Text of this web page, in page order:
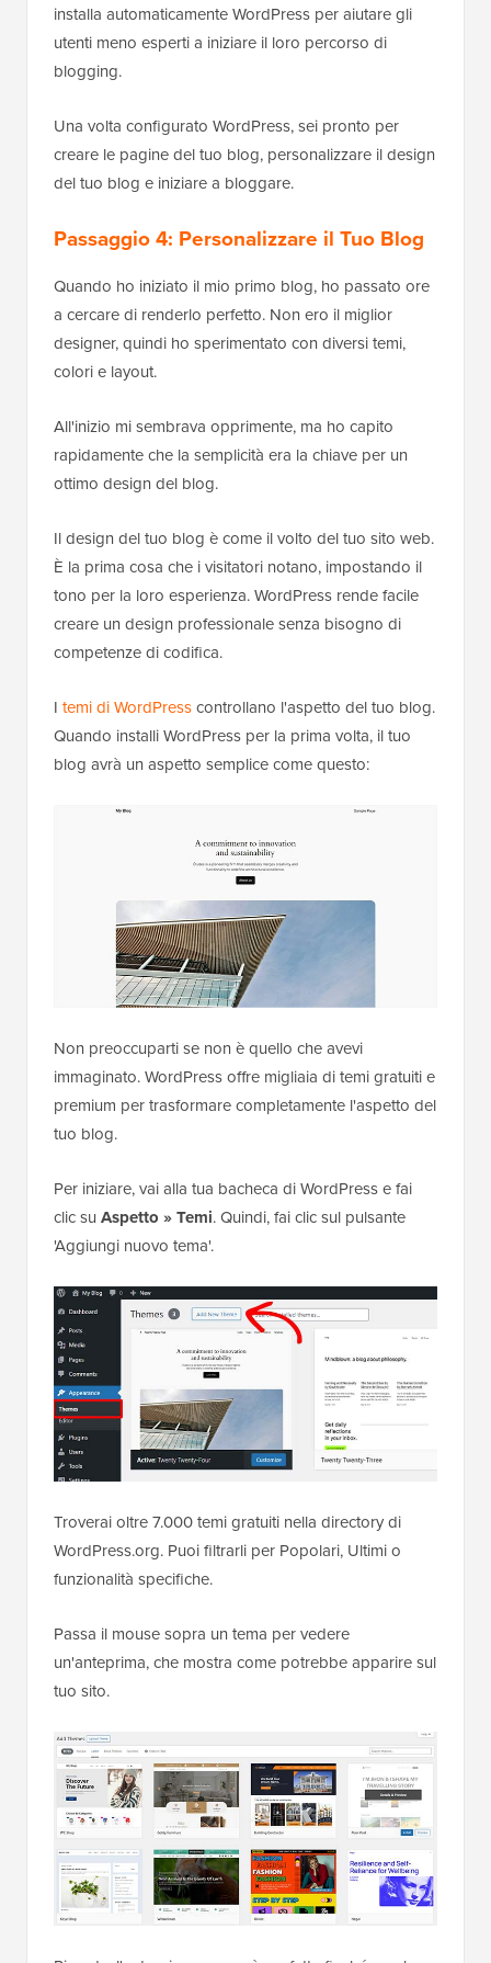
installa automaticamente WordPress per aiutare gli
utenti meno esperti a iniziare il loro percorso di
blogging.
Una volta configurato WordPress, sei pronto per
creare le pagine del tuo blog, personalizzare il design
del tuo blog e iniziare a bloggare.
Passaggio 4: Personalizzare il Tuo Blog
Quando ho iniziato il mio primo blog, ho passato ore
a cercare di renderlo perfetto. Non ero il miglior
designer, quindi ho sperimentato con diversi temi,
colori e layout.
All'inizio mi sembrava opprimente, ma ho capito
rapidamente che la semplicità era la chiave per un
ottimo design del blog.
Il design del tuo blog è come il volto del tuo sito web.
È la prima cosa che i visitatori notano, impostando il
tono per la loro esperienza. WordPress rende facile
creare un design professionale senza bisogno di
competenze di codifica.
I temi di WordPresscontrollano l'aspetto del tuo blog.
Quando installi WordPress per la prima volta, il tuo
blog avrà un aspetto semplice come questo:
Non preoccuparti se non è quello che avevi
immaginato. WordPress offre migliaia di temi gratuiti e
premium per trasformare completamente l'aspetto del
tuo blog.
Per iniziare, vai alla tua bacheca di WordPress e fai
clic su Aspetto » Temi. Quindi, fai clic sul pulsante
'Aggiungi nuovo tema'.
Troverai oltre 7.000 temi gratuiti nella directory di
WordPress.org. Puoi filtrarli per Popolari, Ultimi o
funzionalità specifiche.
Passa il mouse sopra un tema per vedere
un'anteprima, che mostra come potrebbe apparire sul
tuo sito.